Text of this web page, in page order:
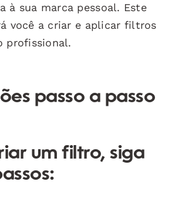
à sua marca pessoal. Este
você a criar e aplicar filtros
profissional.
passo a passo
um filtro, siga